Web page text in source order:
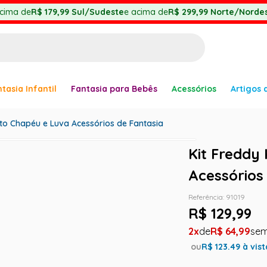
deR$ 179,99 Sul/Sudestee acima deR$ 299,99 Norte/
Infantil Fantasia para Bebês Acessórios Artigos
Chapéu e Luva Acessórios de Fantasia
Kit Freddy
Referência: 91019
R$ 129,99
2 R$ 64,99
ouR$123.49 à